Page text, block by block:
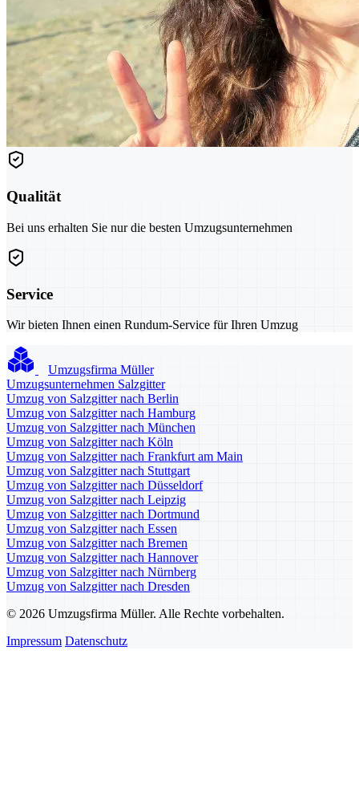
Qualität
Bei uns erhalten Sie nur die besten Umzugsunternehmen
Service
Wir bieten Ihnen einen Rundum-Service für Ihren Umzug
Umzugsfirma Müller
Umzugsunternehmen Salzgitter
Umzug von Salzgitter nach Berlin
Umzug von Salzgitter nach Hamburg
Umzug von Salzgitter nach München
Umzug von Salzgitter nach Köln
Umzug von Salzgitter nach Frankfurt am Main
Umzug von Salzgitter nach Stuttgart
Umzug von Salzgitter nach Düsseldorf
Umzug von Salzgitter nach Leipzig
Umzug von Salzgitter nach Dortmund
Umzug von Salzgitter nach Essen
Umzug von Salzgitter nach Bremen
Umzug von Salzgitter nach Hannover
Umzug von Salzgitter nach Nürnberg
Umzug von Salzgitter nach Dresden
© 2026 Umzugsfirma Müller. Alle Rechte vorbehalten.
Impressum Datenschutz